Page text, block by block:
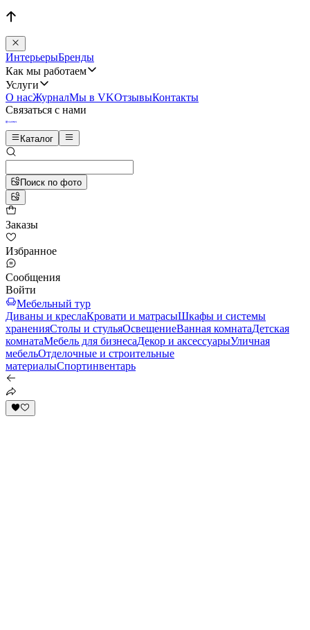
ИнтерьерыБренды
Как мы работаем
Услуги
О насЖурналМы в VKОтзывыКонтакты
Связаться с нами
Каталог
Поиск по фото
Заказы
Избранное
Сообщения
Войти
Мебельный тур
Диваны и креслаКровати и матрасыШкафы и системы
храненияСтолы и стульяОсвещениеВанная комнатаДетская
комнатаМебель для бизнесаДекор и аксессуарыУличная
мебельОтделочные и строительные
материалыСпортинвентарь